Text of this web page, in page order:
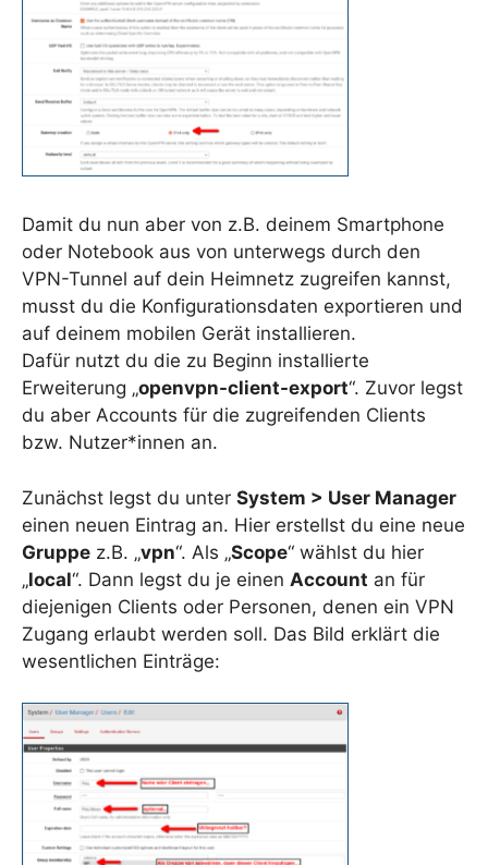
Damit du nun aber von z.B. deinem Smartphone
oder Notebook aus von unterwegs durch den
VPN-Tunnel auf dein Heimnetz zugreifen kannst,
musst du die Konfigurationsdaten exportieren und
auf deinem mobilen Gerät installieren.
Dafür nutzt du die zu Beginn installierte
Erweiterung „openvpn-client-export“. Zuvor legst
du aber Accounts für die zugreifenden Clients
bzw. Nutzer*innen an.
Zunächst legst du unter System > User Manager
einen neuen Eintrag an. Hier erstellst du eine neue
Gruppe z.B. „vpn“. Als „Scope“ wählst du hier
„local“. Dann legst du je einen Account an für
diejenigen Clients oder Personen, denen ein VPN
Zugang erlaubt werden soll. Das Bild erklärt die
wesentlichen Einträge: